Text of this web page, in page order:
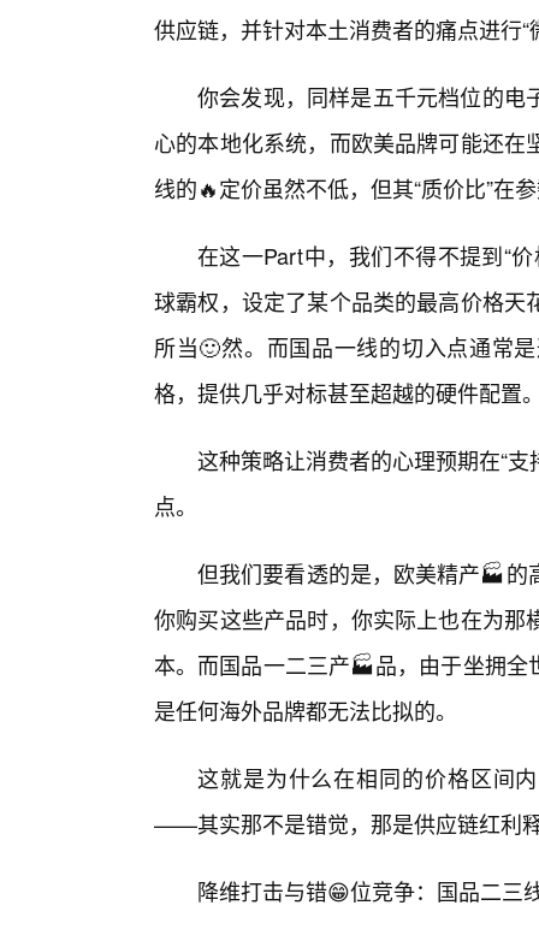
供应链，并针对本土消费者的痛点进行
你会发现，同样是五千元档位的电
心的本地化系统，而欧美品牌可能还
线的🔥定价虽然不低，但其“质价比”在
在这一Part中，我们不得不提到“
球霸权，设定了某个品类的最高价格
所当🙂然。而国品一线的切入点通常
格，提供几乎对标甚至超越的硬件配置
这种策略让消费者的心理预期在“
点。
但我们要看透的是，欧美精产🏭的
你购买这些产品时，你实际上也在为
本。而国品一二三产🏭品，由于坐拥
是任何海外品牌都无法比拟的。
这就是为什么在相同的价格区间
——其实那不是错觉，那是供应链红利
降维打击与错😁位竞争：国品二三